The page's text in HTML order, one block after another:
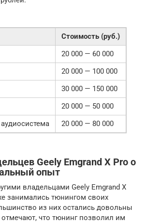
Стоимость (руб.)
20 000 — 60 000
20 000 — 100 000
30 000 — 150 000
20 000 — 50 000
20 000 — 80 000
Geely Emgrand X Pro о
опыт
владельцами Geely Emgrand X
занимались тюнингом своих
из них остались довольны
отмечают, что тюнинг позволил им